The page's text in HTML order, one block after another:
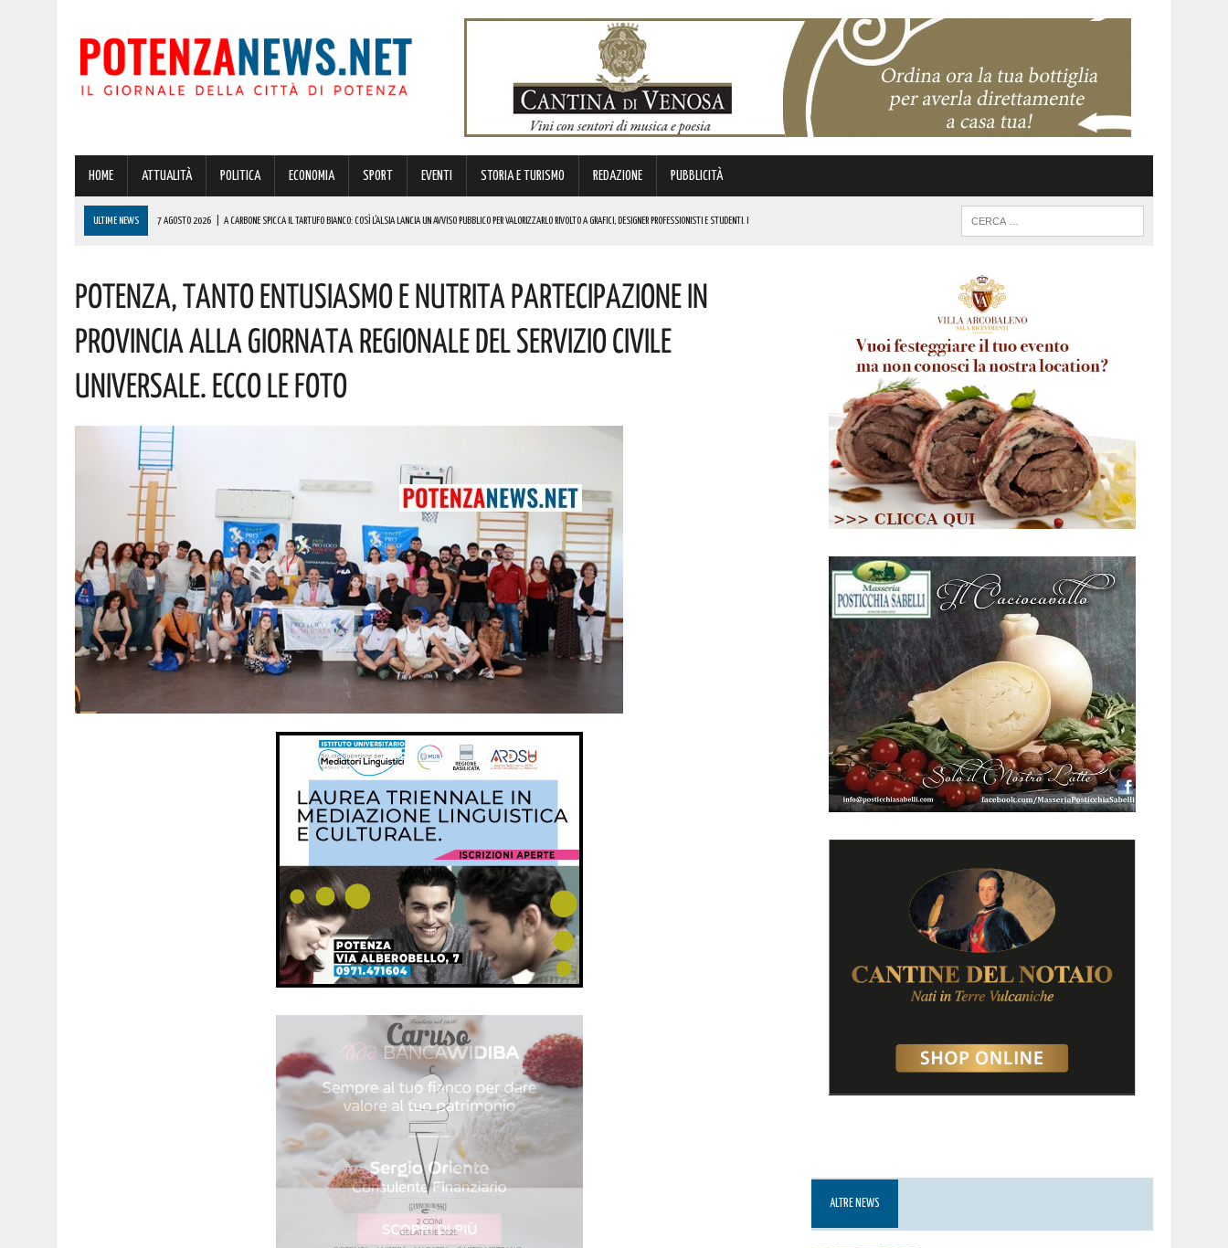
HOME ATTUALITÀ POLITICA ECONOMIA SPORT EVENTI STORIA E TURISMO REDAZIONE PUBBLICITÀ
ULTIME NEWS 7 AGOSTO 2026 A CARBONE SPICCA IL TARTUFO BIANCO: COSÌ L’ALSIA LANCIA UN AVVISO PUBBLICO PER VALORIZZARLO RIVOLTO A GRAFICI, DESIGNER PROFESSIONISTI E STUDENTI. I
7 AGOSTO 2026 | BARDI RICEVE L’ONOREVOLE ALDO MATTIA PER FARE IL PUNTO SU QUESTE EMERGENZE E OPPORTUNITÀ STRATEGICHE CHE INTERESSANO IL TERRITORIO LUCANO. I DETTAGLI
7 AGOSTO 2026 | A LAURENZANA OLTRE 600000 EURO PER IL RESTAURO E IL COMPLETAMENTO DEL CASTELLO MEDIEVALE! I DETTAGLI
7 AGOSTO 2026 | IL PLANETARIO DI ANZI CON ‘ASTROMIA’ È ENTRATO TRA I QUATTRO PROGETTI FINANZIATI A LIVELLO NAZIONALE DAL MINISTERO. COMPLIMENTI
Potenza, Tanto Entusiasmo E Nutrita Partecipazione In
Provincia Alla Giornata Regionale Del Servizio Civile
Universale. Ecco Le Foto
ALTRE NEWS